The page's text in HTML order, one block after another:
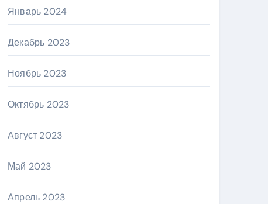
Январь 2024
Декабрь 2023
Ноябрь 2023
Октябрь 2023
Август 2023
Май 2023
Апрель 2023